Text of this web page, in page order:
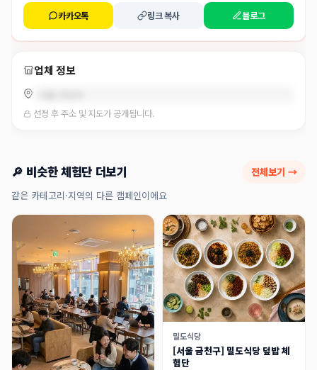
카카오톡 링크 복사 블로그
업체 정보
선정 후 주소 및 지도가 공개됩니다.
🔎 비슷한 체험단 더보기 전체보기 →
같은 카테고리·지역의 다른 캠페인이에요
밀도식당
[서울 금천구] 밀도식당 덮밥 체
험단